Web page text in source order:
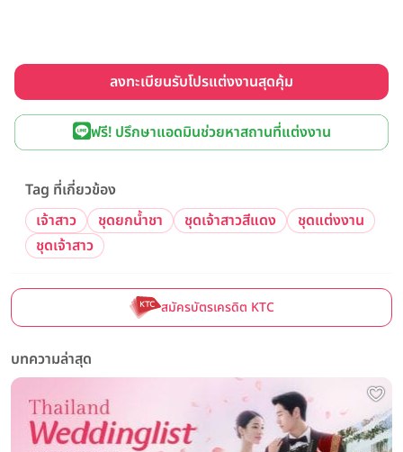
ลงทะเบียนรับโปรแต่งงานสุดคุ้ม
ฟรี! ปรึกษาแอดมินช่วยหาสถานที่แต่งงาน
Tag ที่เกี่ยวข้อง
เจ้าสาว
ชุดยกน้ำชา ชุดเจ้าสาวสีแดง
ชุดแต่งงาน
ชุดเจ้าสาว
สมัครบัตรเครดิต KTC
บทความล่าสุด